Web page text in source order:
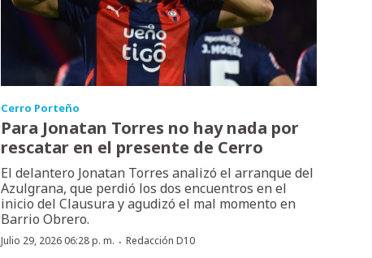
Cerro Porteño
Para Jonatan Torres no hay nada por
rescatar en el presente de Cerro
El delantero Jonatan Torres analizó el arranque del
Azulgrana, que perdió los dos encuentros en el
inicio del Clausura y agudizó el mal momento en
Barrio Obrero.
Julio 29, 2026 06:28 p. m. · Redacción D10